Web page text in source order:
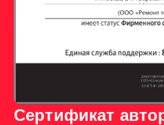
Сертификат